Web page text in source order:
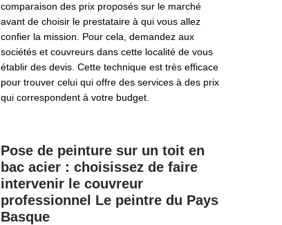
comparaison des prix proposés sur le marché
avant de choisir le prestataire à qui vous allez
confier la mission. Pour cela, demandez aux
sociétés et couvreurs dans cette localité de vous
établir des devis. Cette technique est très efficace
pour trouver celui qui offre des services à des prix
qui correspondent à votre budget.
Pose de peinture sur un toit en
bac acier : choisissez de faire
intervenir le couvreur
professionnel Le peintre du Pays
Basque